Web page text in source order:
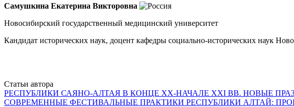
Самушкина Екатерина Викторовна
Новосибирский государственный медицинский университет
Кандидат исторических наук, доцент кафедры социально-исторических наук
Статьи автора
РЕСПУБЛИКИ САЯНО-АЛТАЯ В КОНЦЕ XX-НАЧАЛЕ XXI ВВ. НОВЫЕ
СОВРЕМЕННЫЕ ФЕСТИВАЛЬНЫЕ ПРАКТИКИ РЕСПУБЛИКИ АЛТАЙ: